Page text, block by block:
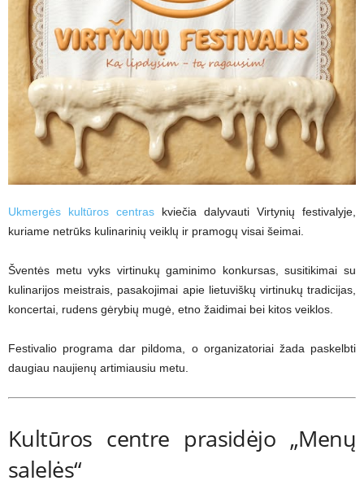
Ukmergės kultūros centras kviečia dalyvauti Virtynių festivalyje,
kuriame netrūks kulinarinių veiklų ir pramogų visai šeimai.
Šventės metu vyks virtinukų gaminimo konkursas, susitikimai su
kulinarijos meistrais, pasakojimai apie lietuviškų virtinukų tradicijas,
koncertai, rudens gėrybių mugė, etno žaidimai bei kitos veiklos.
Festivalio programa dar pildoma, o organizatoriai žada paskelbti
daugiau naujienų artimiausiu metu.
Kultūros centre prasidėjo „Menų
salelės“